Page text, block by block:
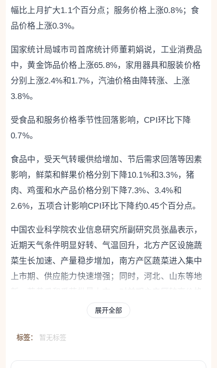
幅比上月扩大1.1个百分点；服务价格上涨0.8%；食
品价格上涨0.3%。
国家统计局城市司首席统计师董莉娟说，工业消费品
中，黄金饰品价格上涨65.8%，家用器具和服装价格
分别上涨2.4%和1.7%，汽油价格由降转涨、上涨
3.8%。
受食品和服务价格季节性回落影响，CPI环比下降
0.7%。
食品中，受天气转暖供给增加、节后需求回落等因素
影响，鲜菜和鲜果价格分别下降10.1%和3.3%，猪
肉、鸡蛋和水产品价格分别下降7.3%、3.4%和
2.6%，五项合计影响CPI环比下降约0.45个百分点。
中国农业科学院农业信息研究所副研究员张晶表示，
近期天气条件明显好转、气温回升，北方产区设施蔬
菜生长加速、产量稳步增加，南方产区蔬菜进入集中
上市期、供应能力快速增强；同时，河北、山东等地
“展望后期，蔬菜生产将由南向北逐步进入供应旺季，
少，蔬菜成本可下降10%左右。预计二季度菜价将保
展开全部
标签： 暂无标签